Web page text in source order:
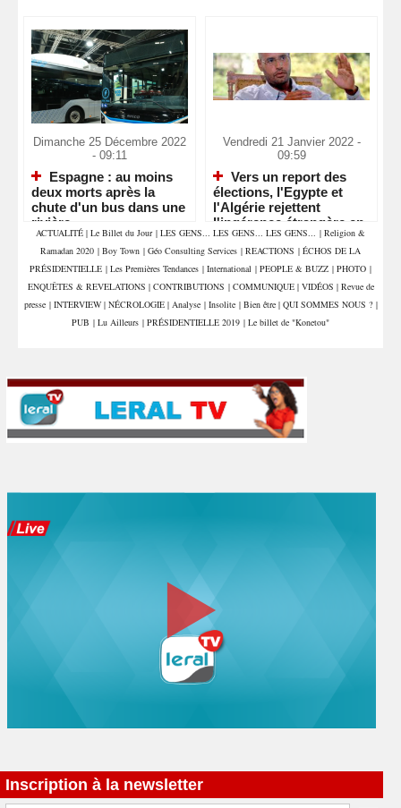
Dimanche 25 Décembre 2022
- 09:11
Espagne : au moins
deux morts après la
chute d'un bus dans une
rivière
Vendredi 21 Janvier 2022 -
09:59
Vers un report des
élections, l'Egypte et
l'Algérie rejettent
l'ingérence étrangère en
Libye
ACTUALITÉ | Le Billet du Jour | LES GENS... LES GENS... LES GENS... | Religion &
Ramadan 2020 | Boy Town | Géo Consulting Services | REACTIONS | ÉCHOS DE LA
PRÉSIDENTIELLE | Les Premières Tendances | International | PEOPLE & BUZZ | PHOTO |
ENQUÊTES & REVELATIONS | CONTRIBUTIONS | COMMUNIQUE | VIDÉOS | Revue de
presse | INTERVIEW | NÉCROLOGIE | Analyse | Insolite | Bien être | QUI SOMMES NOUS ? |
PUB | Lu Ailleurs | PRÉSIDENTIELLE 2019 | Le billet de "Konetou"
Inscription à la newsletter